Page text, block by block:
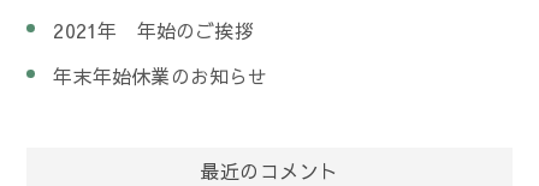
2021年 年始のご挨拶
年末年始休業のお知らせ
最近のコメント